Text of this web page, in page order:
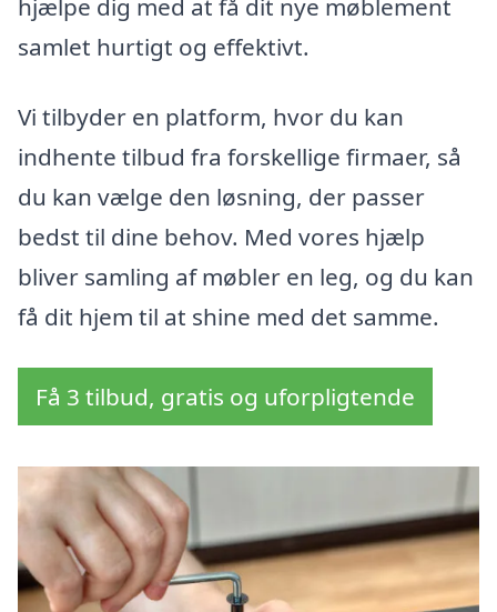
hjælpe dig med at få dit nye møblement
samlet hurtigt og effektivt.
Vi tilbyder en platform, hvor du kan
indhente tilbud fra forskellige firmaer, så
du kan vælge den løsning, der passer
bedst til dine behov. Med vores hjælp
bliver samling af møbler en leg, og du kan
få dit hjem til at shine med det samme.
Få 3 tilbud, gratis og uforpligtende